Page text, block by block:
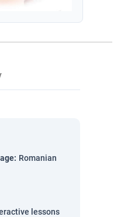
: Romanian
lessons